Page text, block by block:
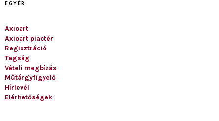
EGYÉB
Axioart
Axioart piactér
Regisztráció
Tagság
Vételi megbízás
Műtárgyfigyelő
Hírlevél
Elérhetőségek